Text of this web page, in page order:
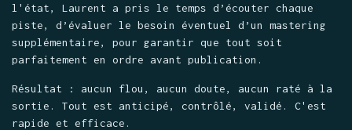
l'état, Laurent a pris le temps d’écouter chaque
piste, d’évaluer le besoin éventuel d’un mastering
supplémentaire, pour garantir que tout soit
parfaitement en ordre avant publication.
Résultat : aucun flou, aucun doute, aucun raté à la
sortie. Tout est anticipé, contrôlé, validé. C'est
rapide et efficace.